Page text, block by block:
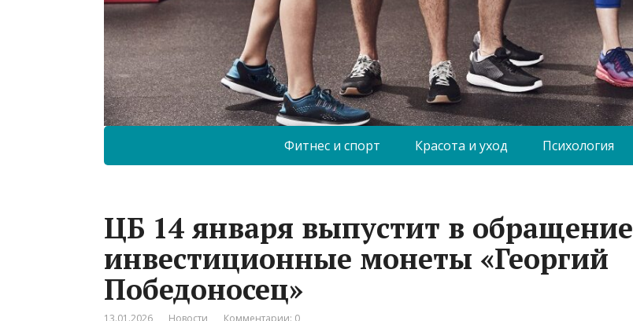
Фитнес и спорт Красота и уход Психология
ЦБ 14 января выпустит в обращение
инвестиционные монеты «Георгий
Победоносец»
13.01.2026 Новости Комментарии: 0